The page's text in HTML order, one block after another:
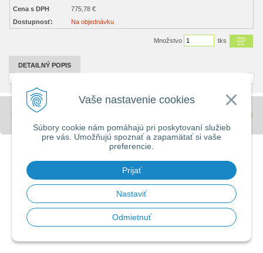
Vaše nastavenie cookies
Súbory cookie nám pomáhajú pri poskytovaní služieb
pre vás. Umožňujú spoznať a zapamätať si vaše
preferencie.
Prijať
Nastaviť
Odmietnuť
Cena s DPH
775,78 €
Dostupnosť:
Na objednávku
Množstvo tks
DETAILNÝ POPIS
© 2026 Stavebniny - DUMA •
spoločnosti
WEBYGROUP